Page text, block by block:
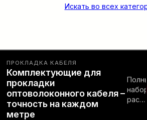
Искать во всех
ПРОКЛАДКА КАБЕЛЯ
Комплектующие для
прокладки
оптоволоконного кабеля –
точность на каждом
метре
набор